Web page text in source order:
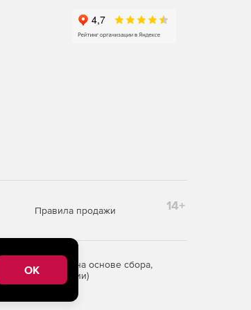
Правила продажи 14+
информации на основе сбора,
Федерации)
OK